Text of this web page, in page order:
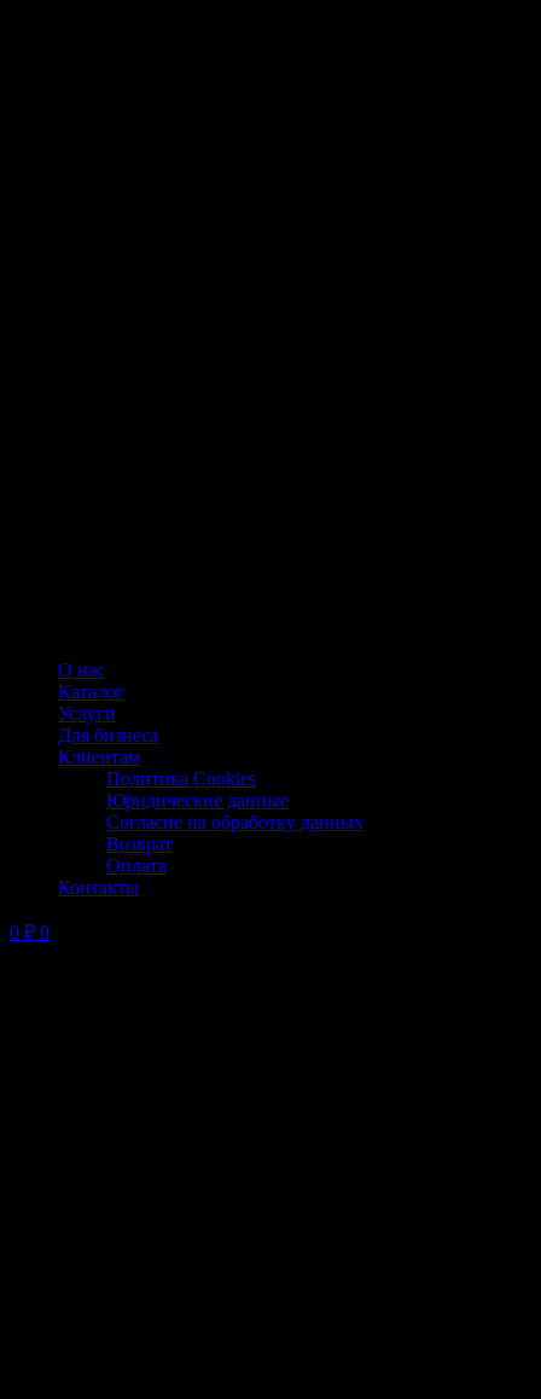
О нас
Каталог
Услуги
Для бизнеса
Клиентам
Политика Cookies
Юридические данные
Согласие на обработку данных
Возврат
Оплата
Контакты
0 ₽ 0